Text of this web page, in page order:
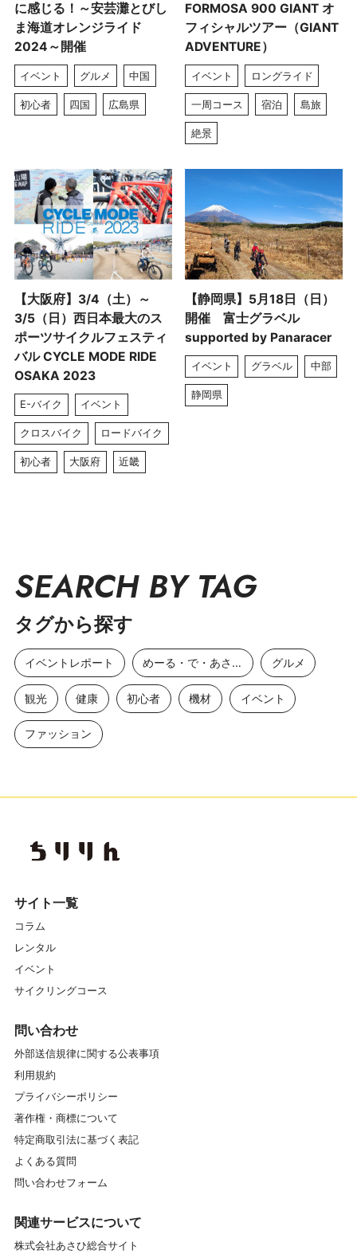
に感じる！～安芸灘とびし
ま海道オレンジライド
2024～開催
イベント グルメ 中国
初心者 四国 広島県
FORMOSA 900 GIANT オ
フィシャルツアー（GIANT
ADVENTURE）
イベント ロングライド
一周コース 宿泊 島旅
絶景
【大阪府】3/4（土）～
3/5（日）西日本最大のス
ポーツサイクルフェスティ
バル CYCLE MODE RIDE
OSAKA 2023
E-バイク イベント
クロスバイク ロードバイク
初心者 大阪府 近畿
【静岡県】5月18日（日）
開催 富士グラベル
supported by Panaracer
イベント グラベル 中部
静岡県
SEARCH BY TAG
タグから探す
イベントレポート めーる・で・あさひ グルメ
観光 健康 初心者 機材 イベント
ファッション
サイト一覧
コラム
レンタル
イベント
サイクリングコース
問い合わせ
外部送信規律に関する公表事項
利用規約
プライバシーポリシー
著作権・商標について
特定商取引法に基づく表記
よくある質問
問い合わせフォーム
関連サービスについて
株式会社あさひ総合サイト